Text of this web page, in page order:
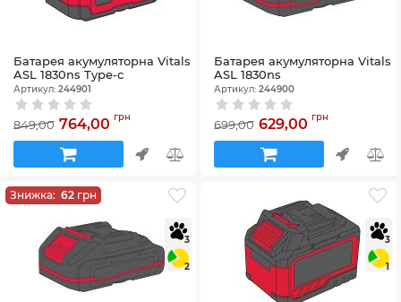
Батарея акумуляторна Vitals
ASL 1830ns Type-c
Артикул: 244901
849,00 764,00 грн
Батарея акумуляторна Vitals
ASL 1830ns
Артикул: 244900
699,00 629,00 грн
Знижка: 62 грн
3
2
3
1